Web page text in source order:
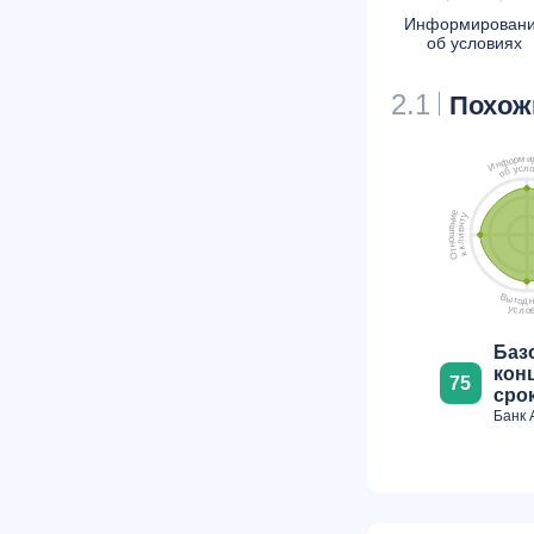
об условиях
2.1
Информ и
об усло
Выгодн
услов
О
т
н
о
ш
е
н
и
е
к
к
л
и
е
н
т
у
75
Банк